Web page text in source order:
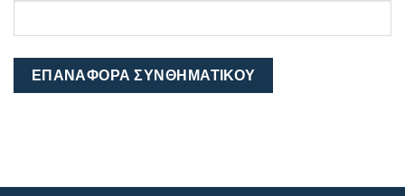
ΕΠΑΝΑΦΟΡΆ ΣΥΝΘΗΜΑΤΙΚΟΎ